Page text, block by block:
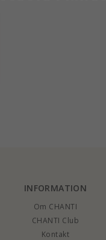
INFORMATION
Om CHANTI
CHANTI Club
Kontakt